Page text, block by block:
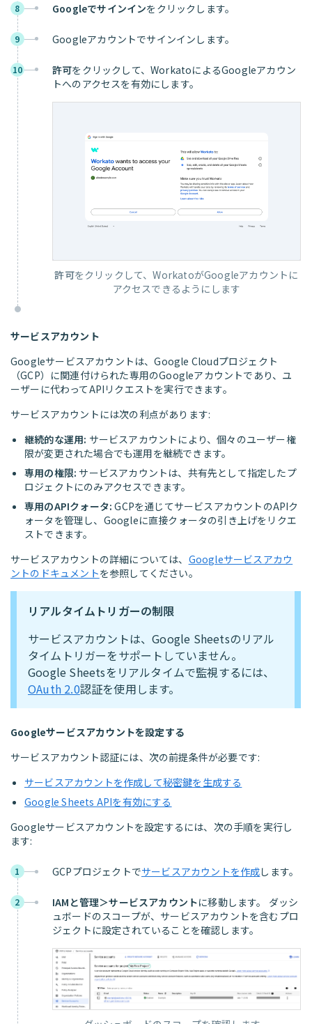
8 Googleでサインインをクリックします。
9 Googleアカウントでサインインします。
10 許可をクリックして、WorkatoによるGoogleアカウン
トへのアクセスを有効にします。
許可をクリックして、WorkatoがGoogleアカウントに
アクセスできるようにします
サービスアカウント
Googleサービスアカウントは、Google Cloudプロジェクト
（GCP）に関連付けられた専用のGoogleアカウントであり、ユ
ーザーに代わってAPIリクエストを実行できます。
サービスアカウントには次の利点があります:
継続的な運用: サービスアカウントにより、個々のユーザー権
限が変更された場合でも運用を継続できます。
専用の権限: サービスアカウントは、共有先として指定したプ
ロジェクトにのみアクセスできます。
専用のAPIクォータ: GCPを通じてサービスアカウントのAPIク
ォータを管理し、Googleに直接クォータの引き上げをリクエ
ストできます。
サービスアカウントの詳細については、 Googleサービスアカウ
ントのドキュメントを参照してください。
リアルタイムトリガーの制限
サービスアカウントは、Google Sheetsのリアル
タイムトリガーをサポートしていません。
Google Sheetsをリアルタイムで監視するには、
OAuth 2.0認証を使用します。
Googleサービスアカウントを設定する
サービスアカウント認証には、次の前提条件が必要です:
サービスアカウントを作成して秘密鍵を生成する
Google Sheets APIを有効にする
Googleサービスアカウントを設定するには、次の手順を実行し
ます:
1 GCPプロジェクトでサービスアカウントを作成します。
2 IAMと管理＞サービスアカウントに移動します。 ダッシ
ュボードのスコープが、サービスアカウントを含むプロ
ジェクトに設定されていることを確認します。